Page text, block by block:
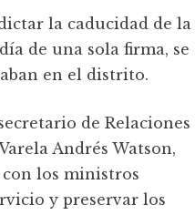
la caducidad de la
de una sola firma, se
en el distrito.
de Relaciones
Andrés Watson,
los ministros
y preservar los